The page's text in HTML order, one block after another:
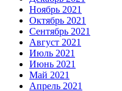
Ноябрь 2021
Октябрь 2021
Сентябрь 2021
Август 2021
Июль 2021
Июнь 2021
Май 2021
Апрель 2021